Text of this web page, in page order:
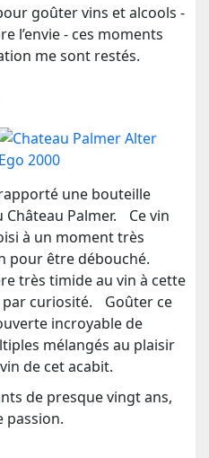
goûter vins et alcools -
l’envie - ces moments
me sont restés.
une bouteille
Château Palmer. Ce vin
à un moment très
pour être débouché.
très timide au vin à cette
par curiosité. Goûter ce
incroyable de
mélangés au plaisir
de cet acabit.
de presque vingt ans,
passion.